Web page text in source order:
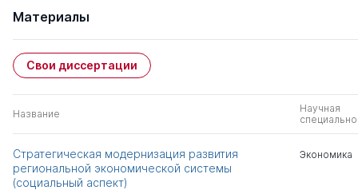
Материалы
Свои диссертации
Название
Научная
Стратегическая модернизация развития
региональной экономической системы
(социальный аспект)
Экономика